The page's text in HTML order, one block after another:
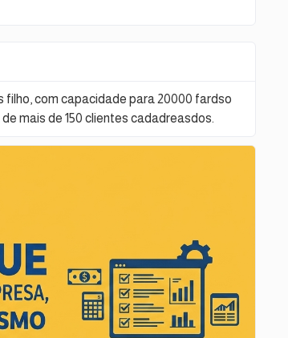
com capacidade para 20000 fardso
mais de 150 clientes cadadreasdos.